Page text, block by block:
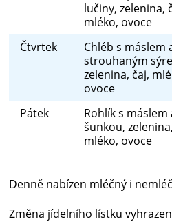
lučiny, zelenina,
mléko, ovoce
Čtvrtek
Chléb s máslem
strouhaným
zelenina, čaj,
ovoce
Pátek
Rohlík s máslem
šunkou,
mléko, ovoce
Denně nabízen mléčný i
Změna jídelního lístku